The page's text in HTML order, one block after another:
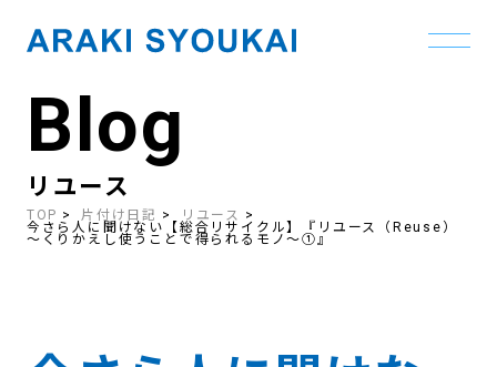
contentBlog
リユース
TOP 片付け日記 リユース
今さら人に聞けない【総合リサイクル】『リユース（Reuse）
～くりかえし使うことで得られるモノ～①』